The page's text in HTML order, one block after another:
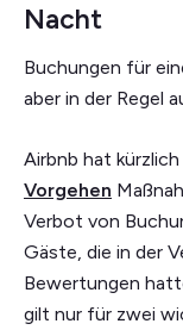
Nacht
Buchungen für
aber in der Regel
Airbnb hat
Vorgehen
Verbot von
Gäste, die in der
Bewertungen
gilt nur für zwei